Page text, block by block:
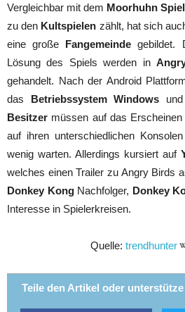
Vergleichbar mit dem Moorhuhn Spiel
zu den Kultspielen zählt, hat sich
eine große Fangemeindegebildet.
Lösung des Spiels werden in
gehandelt. Nach der Android
das Betriebssystem Windows
Besitzer müssen auf das
auf ihren unterschiedlichen
wenig warten. Allerdings kursiert auf
welches einen Trailer zu Angry Birds
Donkey KongNachfolger, Donkey
Interesse in Spielerkreisen.
Quelle: trendhunter
Teile den Artikel oder